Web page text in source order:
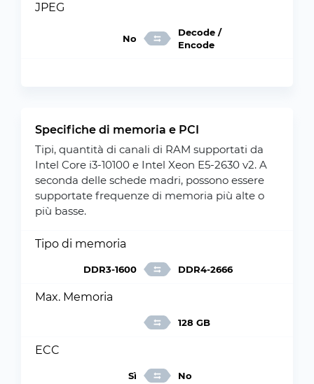
JPEG
No
Decode /
Encode
Specifiche di memoria e PCI
Tipi, quantità di canali di RAM supportati da
Intel Core i3-10100 e Intel Xeon E5-2630 v2. A
seconda delle schede madri, possono essere
supportate frequenze di memoria più alte o
più basse.
Tipo di memoria
DDR3-1600 DDR4-2666
Max. Memoria
128 GB
ECC
Sì No